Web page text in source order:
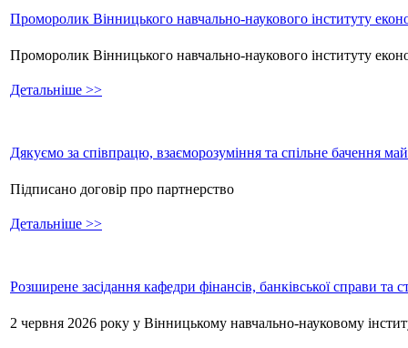
Проморолик Вінницького навчально-наукового інституту
Проморолик Вінницького навчально-наукового інституту
Детальніше >>
Дякуємо за співпрацю, взаєморозуміння та спільне бачення
Підписано договір про партнерство
Детальніше >>
Розширене засідання кафедри фінансів, банківської справи та
2 червня 2026 року у Вінницькому навчально-науковому